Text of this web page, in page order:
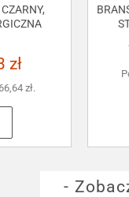
zł
66,64 zł.
-